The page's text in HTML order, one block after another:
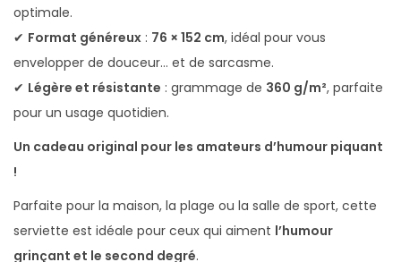
optimale.
✔ Format généreux : 76 × 152 cm, idéal pour vous
envelopper de douceur… et de sarcasme.
✔ Légère et résistante : grammage de 360 g/m², parfaite
pour un usage quotidien.
Un cadeau original pour les amateurs d’humour piquant
!
Parfaite pour la maison, la plage ou la salle de sport, cette
serviette est idéale pour ceux qui aiment l’humour
grinçant et le second degré.